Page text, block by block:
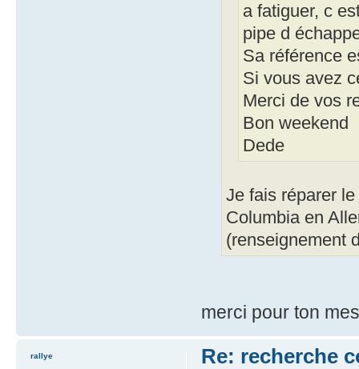
a fatiguer, c
pipe d
Sa référence
Si vous avez
Merci de vos
Bon weekend
Dede
Je fais réparer
Columbia en
(renseignement
merci pour ton
Re: recherche
rallye